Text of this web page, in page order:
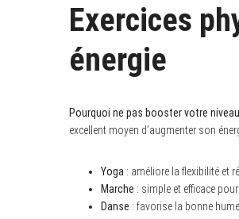
Exercices
énergie
Pourquoi ne pas booster votre
excellent moyen d’augmenter son
Yoga : améliore la flexibilité et
Marche : simple et efficace
Danse : favorise la bonne